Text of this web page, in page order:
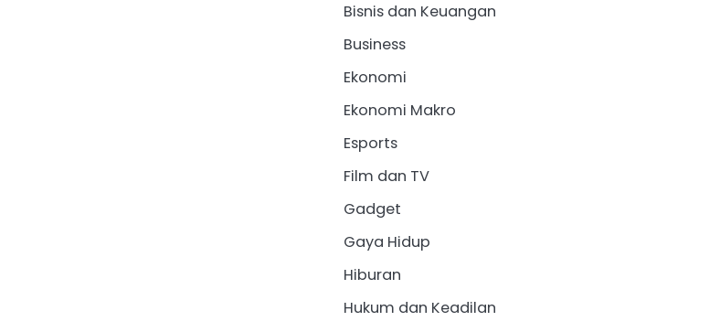
Bisnis dan Keuangan
Business
Ekonomi
Ekonomi Makro
Esports
Film dan TV
Gadget
Gaya Hidup
Hiburan
Hukum dan Keadilan